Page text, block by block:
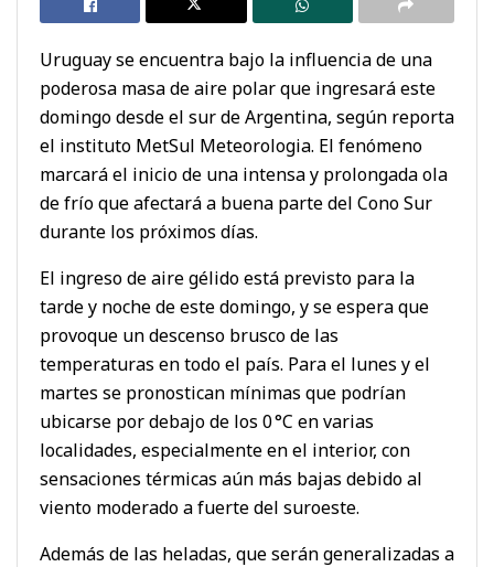
Uruguay se encuentra bajo la influencia de una
poderosa masa de aire polar que ingresará este
domingo desde el sur de Argentina, según reporta
el instituto MetSul Meteorologia. El fenómeno
marcará el inicio de una intensa y prolongada ola
de frío que afectará a buena parte del Cono Sur
durante los próximos días.
El ingreso de aire gélido está previsto para la
tarde y noche de este domingo, y se espera que
provoque un descenso brusco de las
temperaturas en todo el país. Para el lunes y el
martes se pronostican mínimas que podrían
ubicarse por debajo de los 0 °C en varias
localidades, especialmente en el interior, con
sensaciones térmicas aún más bajas debido al
viento moderado a fuerte del suroeste.
Además de las heladas, que serán generalizadas a